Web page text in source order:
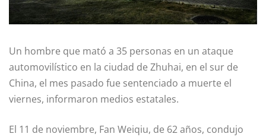
Un hombre que mató a 35 personas en un ataque
automovilístico en la ciudad de Zhuhai, en el sur de
China, el mes pasado fue sentenciado a muerte el
viernes, informaron medios estatales.
El 11 de noviembre, Fan Weiqiu, de 62 años, condujo